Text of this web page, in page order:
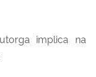
implica na